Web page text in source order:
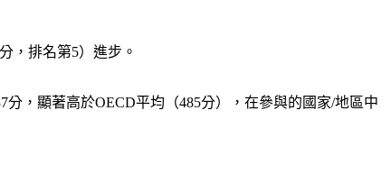
，排名第5）進步。
，顯著高於OECD平均（485分），在參與的國家/地區中